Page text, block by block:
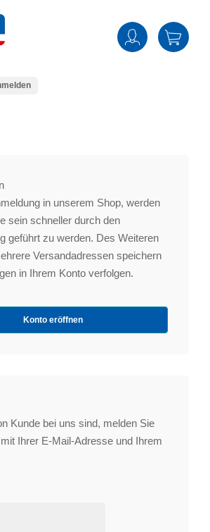
in unserem Shop, werden
sein schneller durch den
geführt zu werden. Des Weiteren
Versandadressen speichern
in Ihrem Konto verfolgen.
Konto eröffnen
Kunde bei uns sind, melden Sie
Ihrer E-Mail-Adresse und Ihrem